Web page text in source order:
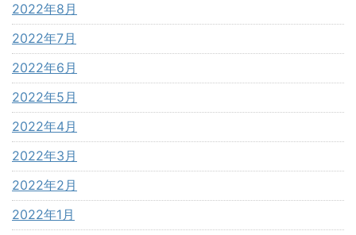
2022年8月
2022年7月
2022年6月
2022年5月
2022年4月
2022年3月
2022年2月
2022年1月